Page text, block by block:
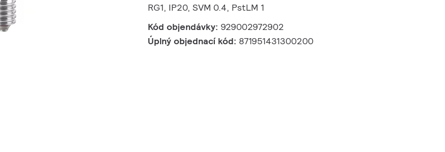
RG1, IP20, SVM 0.4, PstLM 1
Kód objendávky: 929002972902
Úplný objednací kód: 871951431300200